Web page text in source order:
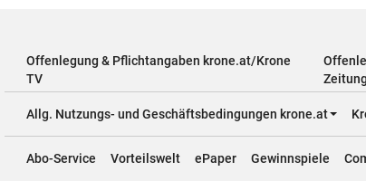
Offenlegung & Pflichtangaben krone.at/Krone
TV
Zeitung
Allg. Nutzungs- und Geschäftsbedingungen krone.at
Abo-Service Vorteilswelt ePaper Gewinnspiele